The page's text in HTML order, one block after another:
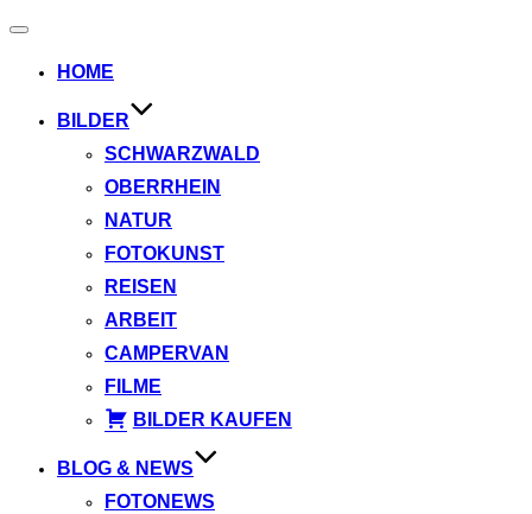
Navigation
HOME
BILDER
SCHWARZWALD
OBERRHEIN
NATUR
FOTOKUNST
REISEN
ARBEIT
CAMPERVAN
FILME
BILDER KAUFEN
BLOG & NEWS
FOTONEWS